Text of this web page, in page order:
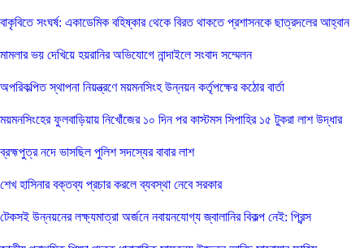
বাকৃবিতে সংঘর্ষ: একাডেমিক বহিষ্কার থেকে বিরত থাকতে প্রশাসনকে ছাত্রদলের আহ্বান
মামলার ভয় দেখিয়ে হয়রানির অভিযোগে নান্দাইলে সংবাদ সম্মেলন
অপরিকল্পিত স্থাপনা নিয়ন্ত্রণে ময়মনসিংহ উন্নয়ন কর্তৃপক্ষের কঠোর বার্তা
ময়মনসিংহের ফুলবাড়িয়ায় নিখোঁজের ১০ দিন পর কাস্টমস সিপাহির ১৫ টুকরা লাশ উদ্ধার
ব্রহ্মপুত্র নদে ভাসছিল পুলিশ সদস্যের বাবার লাশ
শেখ হাসিনার বক্তব্য প্রচার করলে ব্যবস্থা নেবে সরকার
টেকসই উন্নয়নের লক্ষ্যমাত্রা অর্জনে নবায়নযোগ্য জ্বালানির বিকল্প নেই: প্রিন্স